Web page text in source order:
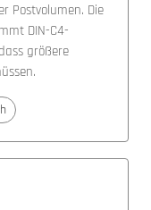
Postvolumen. Die
DIN-C4-
größere